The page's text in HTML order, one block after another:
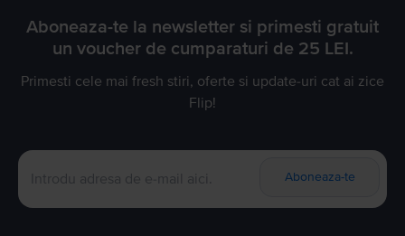
Aboneaza-te la newsletter si primesti gratuit
un voucher de cumparaturi de 25 LEI.
Primesti cele mai fresh stiri, oferte si update-uri cat ai zice
Flip!
Aboneaza-te